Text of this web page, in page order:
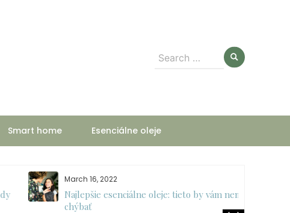
Search
Smart home Esenciálne oleje
March 16, 2022
Najlepšie esenciálne oleje: tieto by vám nemali
chýbať